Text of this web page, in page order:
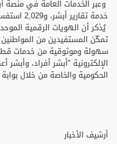
خدمة تقارير أبشر، و2,029 استفسارًا عامًا عن البصمة.
يُذكر أن الهويات الرقمية
تمكّن المستفيدين من المواطنين
سهولة وموثوقية من خدمات
الإلكترونية "أبشر أفراد،
الحكومية والخاصة من خلال
أرشيف الأخبار